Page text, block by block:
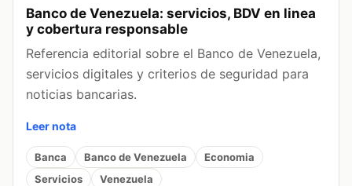
Banco de Venezuela: servicios, BDV en linea
y cobertura responsable
Referencia editorial sobre el Banco de Venezuela,
servicios digitales y criterios de seguridad para
noticias bancarias.
Leer nota
Banca Banco de Venezuela
Economia
Servicios
Venezuela